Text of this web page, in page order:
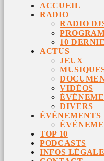
ACCUEIL
RADIO
RADIO
10
ACTUS
JEUX
VIDÉOS
DIVERS
ÉVÉNEMENTS
TOP 10
PODCASTS
INFOS